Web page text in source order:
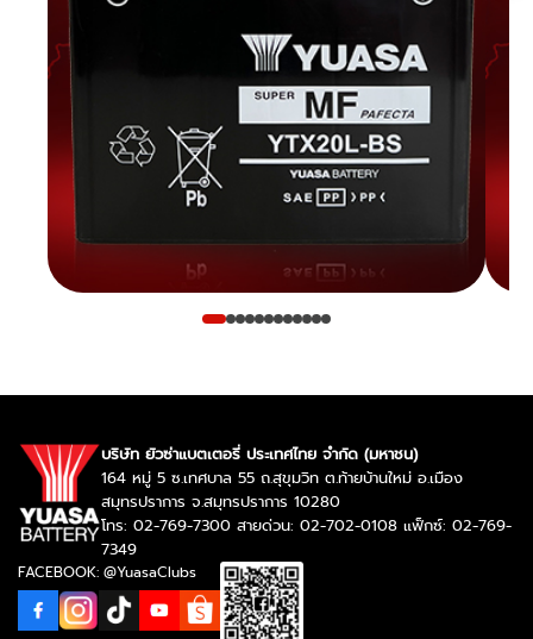
บริษัท ยัวซ่าแบตเตอรี่ ประเทศไทย จำกัด (มหาชน)
164 หมู่ 5 ซ.เทศบาล 55 ถ.สุขุมวิท ต.ท้ายบ้านใหม่ อ.เมือง
สมุทรปราการ จ.สมุทรปราการ 10280
โทร: 02-769-7300 สายด่วน: 02-702-0108 แฟ็กซ์: 02-769-
7349
FACEBOOK: @YuasaClubs